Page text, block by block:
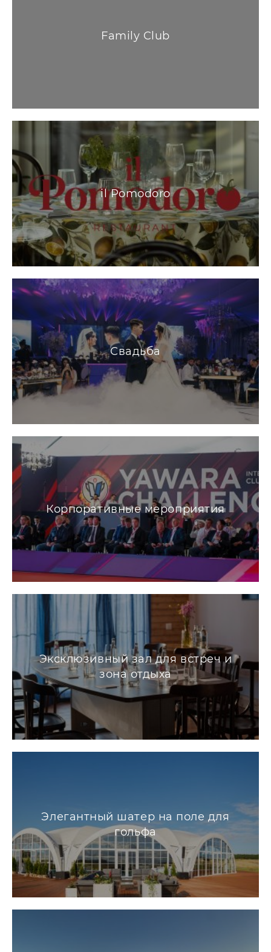
Family Club
il Pomodoro
Свадьба
Корпоративные мероприятия
Эксклюзивный зал для встреч и
зона отдыха
Элегантный шатер на поле для
гольфа